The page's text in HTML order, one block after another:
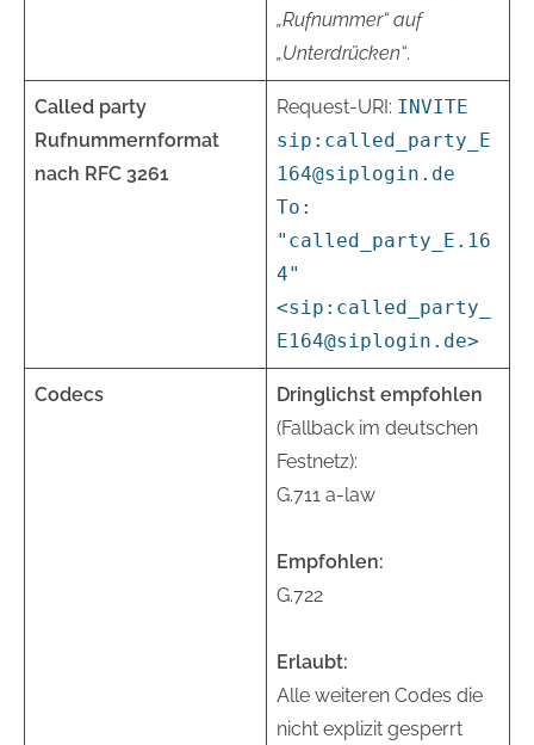
„Rufnummer“ auf
„Unterdrücken“.
Called party
Rufnummernformat
nach RFC 3261
Request-URI: INVITE
sip:called_party_E
164@siplogin.de
To:
"called_party_E.16
4"
<sip:called_party_
E164@siplogin.de>
Codecs
Dringlichst empfohlen
(Fallback im deutschen
Festnetz):
G.711 a-law
Empfohlen:
G.722
Erlaubt:
Alle weiteren Codes die
nicht explizit gesperrt